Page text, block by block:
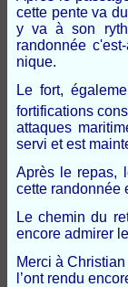
cette pente va
y va à son
randonnée
nique.
Le fort,
fortifications
attaques
servi et est
Après le repas,
cette randonnée
Le chemin du
encore admirer
Merci à
l’ont rendu